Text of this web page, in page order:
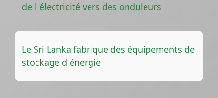
de l électricité vers des onduleurs
Le Sri Lanka fabrique des équipements de
stockage d énergie